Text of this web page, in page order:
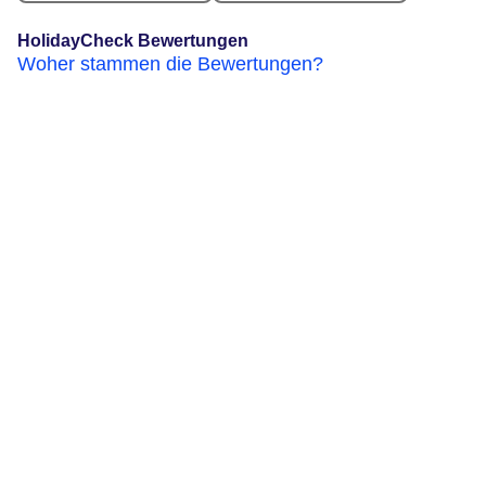
HolidayCheck Bewertungen
Woher stammen die Bewertungen?